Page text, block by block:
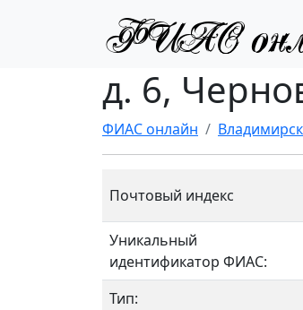
д. 6,
ФИАС онлайн
Почтовый индекс
Уникальный
идентификатор ФИАС:
Тип: